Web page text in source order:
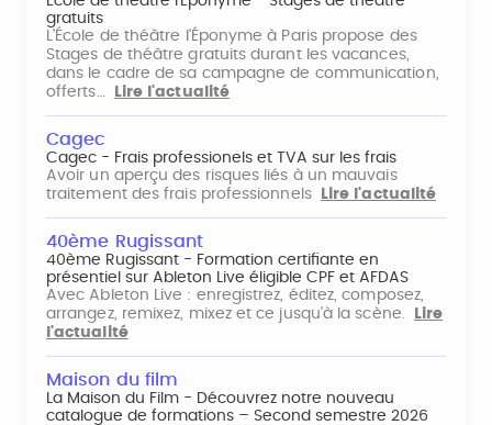
gratuits
L'École de théâtre l'Éponyme à Paris propose des
Stages de théâtre gratuits durant les vacances,
dans le cadre de sa campagne de communication,
offerts…
Lire l'actualité
Cagec
Cagec - Frais professionels et TVA sur les frais
Avoir un aperçu des risques liés à un mauvais
traitement des frais professionnels
Lire l'actualité
40ème Rugissant
40ème Rugissant - Formation certifiante en
présentiel sur Ableton Live éligible CPF et AFDAS
Avec Ableton Live : enregistrez, éditez, composez,
arrangez, remixez, mixez et ce jusqu'à la scène.
Lire
l'actualité
Maison du film
La Maison du Film - Découvrez notre nouveau
catalogue de formations – Second semestre 2026